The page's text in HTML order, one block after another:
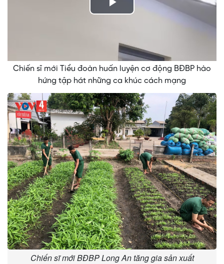
Play
Chiến sĩ mới Tiểu đoàn huấn luyện cơ động BĐBP hào
hứng tập hát những ca khúc cách mạng
Chiến sĩ mới BĐBP Long An tăng gia sản xuất